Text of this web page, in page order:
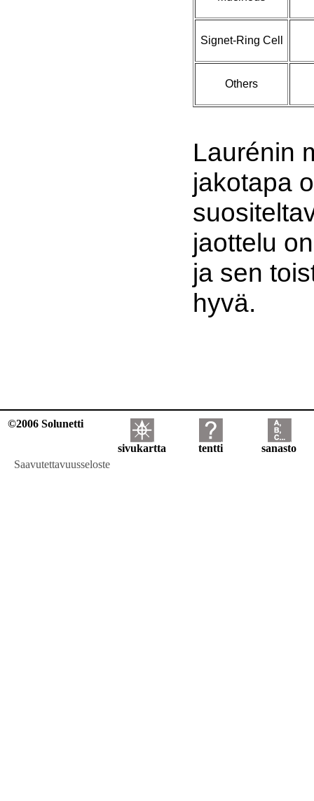
Signet-Ring Cell
Others
Laurénin
jakotapa
jaottelu
ja sen
hyvä.
©2006 Solunetti
sivukartta tentti
sanasto
Saavutettavuusseloste